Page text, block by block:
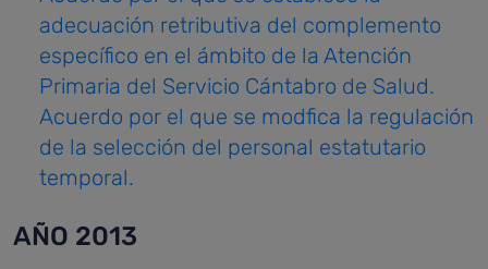
adecuación retributiva del complemento
específico en el ámbito de la Atención
Primaria del Servicio Cántabro de Salud.
Acuerdo por el que se modfica la regulación
de la selección del personal estatutario
temporal.
AÑO 2013